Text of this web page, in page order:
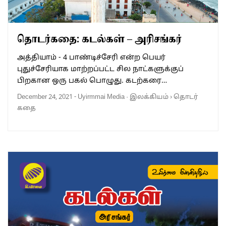
தொடர்கதை: கடல்கள் – அரிசங்கர்
அத்தியாம் - 4 பாண்டிச்சேரி என்ற பெயர்
புதுச்சேரியாக மாற்றப்பட்ட சில நாட்களுக்குப்
பிறகான ஒரு பகல் பொழுது. கடற்கரை…
December 24, 2021 - Uyirmmai Media · இலக்கியம்›தொடர்
கதை